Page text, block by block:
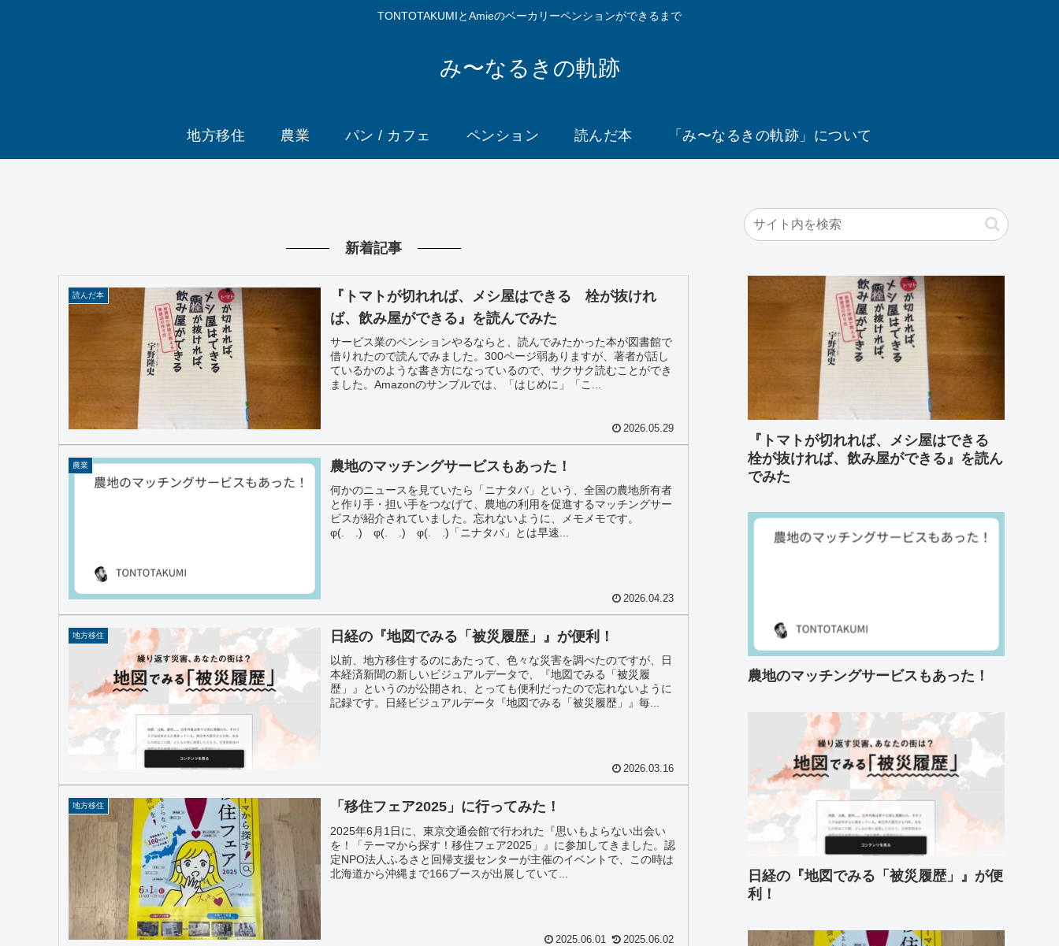
TONTOTAKUMIとAmieのベーカリーペンションができるまで
み〜なるきの軌跡
地方移住 農業 パン / カフェ ペンション 読んだ本 「み〜なるきの軌跡」について
新着記事
読んだ本
『トマトが切れれば、メシ屋はできる 栓が抜けれ
ば、飲み屋ができる』を読んでみた
サービス業のペンションやるならと、読んでみたかった本が図書館で
借りれたので読んでみました。300ページ弱ありますが、著者が話し
ているかのような書き方になっているので、サクサク読むことができ
ました。Amazonのサンプルでは、「はじめに」「こ...
2026.05.29
農業 農地のマッチングサービスもあった！
何かのニュースを見ていたら「ニナタバ」という、全国の農地所有者
と作り手・担い手をつなげて、農地の利用を促進するマッチングサー
ビスが紹介されていました。忘れないように、メモメモです。
φ(. .) φ(. .) φ(. .)「ニナタバ」とは早速...
2026.04.23
地方移住 日経の『地図でみる「被災履歴」』が便利！
以前、地方移住するのにあたって、色々な災害を調べたのですが、日
本経済新聞の新しいビジュアルデータで、『地図でみる「被災履
歴」』というのが公開され、とっても便利だったので忘れないように
記録です。日経ビジュアルデータ『地図でみる「被災履歴」』毎...
2026.03.16
地方移住 「移住フェア2025」に行ってみた！
2025年6月1日に、東京交通会館で行われた『思いもよらない出会い
を！「テーマから探す！移住フェア2025」』に参加してきました。認
定NPO法人ふるさと回帰支援センターが主催のイベントで、この時は
北海道から沖縄まで166ブースが出展していて...
2025.06.01 2025.06.02
『トマトが切れれば、メシ屋はできる
栓が抜ければ、飲み屋ができる』を読ん
でみた
農地のマッチングサービスもあった！
日経の『地図でみる「被災履歴」』が便
利！